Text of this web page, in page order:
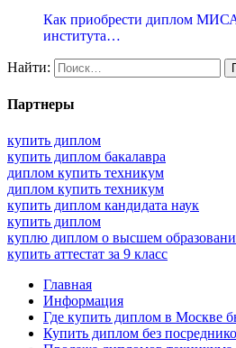
Как приобрести диплом
института…
Найти:
Партнеры
купить диплом
купить диплом бакалавра
диплом купить техникум
диплом купить техникум
купить диплом кандидата наук
купить диплом
куплю диплом о высшем
купить аттестат за 9 класс
Главная
Информация
Где купить диплом в Москве
Купить диплом без